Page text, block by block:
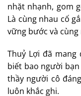
nhặt nhạnh, gom
Là cùng nhau cố
vững bước và
Thuỷ Lợi đã
biết bao người
thầy người cô
luôn khắc ghi.